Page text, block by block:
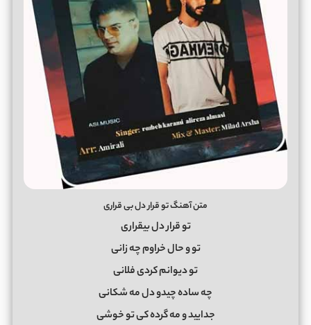
متن آهنگ تو قرار دل بی قراری
تو قرار دل بیقراری
تو و حال خراوم چه زانی
تو دیوانم کردی فلانی
چه ساده چیدو دل مه شکانی
جدایید و مه گرده کی تو خوشی